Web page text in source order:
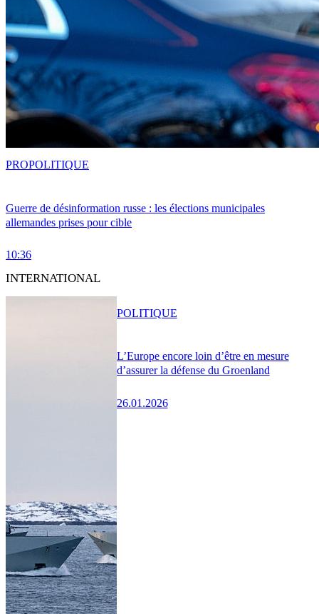
Guerre de désinformation russe : les élections municipales
allemandes prises pour cible
10:36
PROPOLITIQUE
INTERNATIONAL
L’Europe encore loin d’être en mesure
d’assurer la défense du Groenland
26.01.2026
POLITIQUE